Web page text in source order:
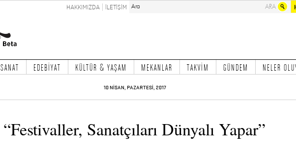
HAKKIMIZDA İLETİŞİM
SANAT EDEBİYAT KÜLTÜR & YAŞAM MEKANLAR TAKVİM GÜNDEM NELER
10 NİSAN, PAZARTESİ, 2017
“Festivaller, Sanatçıları Dünyalı Yapar”